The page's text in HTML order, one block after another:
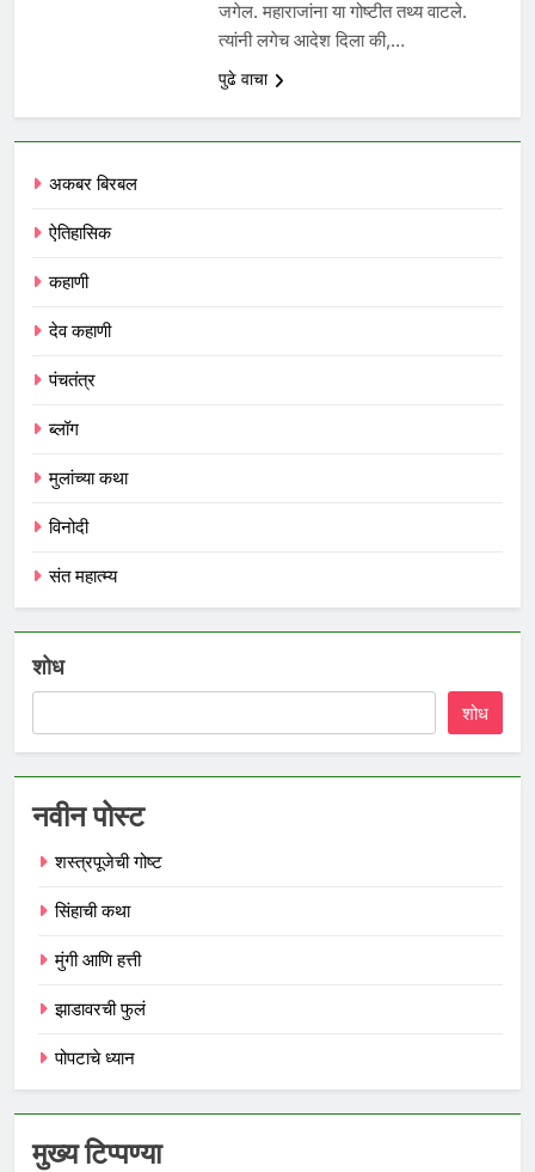
जगेल. महाराजांना या गोष्टीत तथ्य वाटले.
त्यांनी लगेच आदेश दिला की,…
पुढे वाचा
अकबर बिरबल
ऐतिहासिक
कहाणी
देव कहाणी
पंचतंत्र
ब्लॉग
मुलांच्या कथा
विनोदी
संत महात्म्य
शोध
शोध
नवीन पोस्ट
शस्त्रपूजेची गोष्ट
सिंहाची कथा
मुंगी आणि हत्ती
झाडावरची फुलं
पोपटाचे ध्यान
मुख्य टिप्पण्या